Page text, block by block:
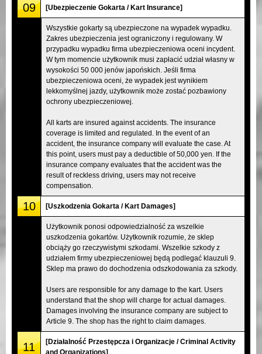
09 [Ubezpieczenie Gokarta / Kart Insurance]
Wszystkie gokarty są ubezpieczone na wypadek wypadku.
Zakres ubezpieczenia jest ograniczony i regulowany. W
przypadku wypadku firma ubezpieczeniowa oceni incydent.
W tym momencie użytkownik musi zapłacić udział własny w
wysokości 50 000 jenów japońskich. Jeśli firma
ubezpieczeniowa oceni, że wypadek jest wynikiem
lekkomyślnej jazdy, użytkownik może zostać pozbawiony
ochrony ubezpieczeniowej.
All karts are insured against accidents. The insurance
coverage is limited and regulated. In the event of an
accident, the insurance company will evaluate the case. At
this point, users must pay a deductible of 50,000 yen. If the
insurance company evaluates that the accident was the
result of reckless driving, users may not receive
compensation.
10 [Uszkodzenia Gokarta / Kart Damages]
Użytkownik ponosi odpowiedzialność za wszelkie
uszkodzenia gokartów. Użytkownik rozumie, że sklep
obciąży go rzeczywistymi szkodami. Wszelkie szkody z
udziałem firmy ubezpieczeniowej będą podlegać klauzuli 9.
Sklep ma prawo do dochodzenia odszkodowania za szkody.
Users are responsible for any damage to the kart. Users
understand that the shop will charge for actual damages.
Damages involving the insurance company are subject to
Article 9. The shop has the right to claim damages.
11
[Działalność Przestępcza i Organizacje / Criminal Activity
and Organizations]